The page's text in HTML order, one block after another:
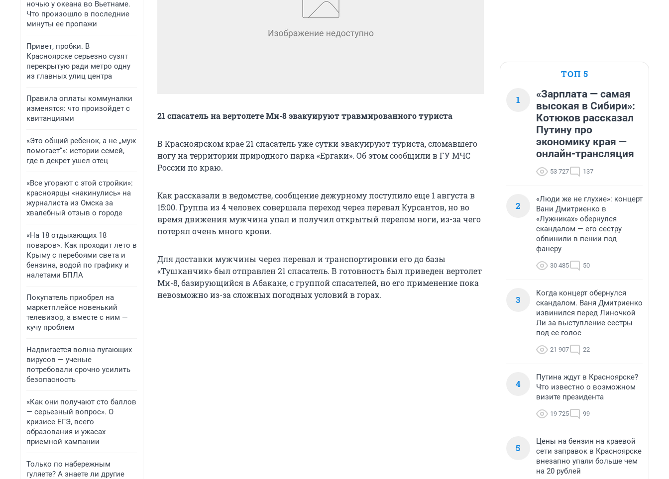
ночью у океана во Вьетнаме.
Что произошло в последние
минуты ее пропажи
Привет, пробки. В
Красноярске серьезно сузят
перекрытую ради метро одну
из главных улиц центра
Правила оплаты коммуналки
изменятся: что произойдет с
квитанциями
«Это общий ребенок, а не „муж
помогает“»: истории семей,
где в декрет ушел отец
«Все угорают с этой стройки»:
красноярцы «накинулись» на
журналиста из Омска за
хвалебный отзыв о городе
«На 18 отдыхающих 18
поваров». Как проходит лето в
Крыму с перебоями света и
бензина, водой по графику и
налетами БПЛА
Покупатель приобрел на
маркетплейсе новенький
телевизор, а вместе с ним —
кучу проблем
Надвигается волна пугающих
вирусов — ученые
потребовали срочно усилить
безопасность
«Как они получают сто баллов
— серьезный вопрос». О
кризисе ЕГЭ, всего
образования и ужасах
приемной кампании
Только по набережным
гуляете? А знаете ли другие
21 спасатель на вертолете Ми-8 эвакуируют травмированного туриста
В Красноярском крае 21 спасатель уже сутки эвакуируют туриста, сломавшего
ногу на территории природного парка «Ергаки». Об этом сообщили в ГУ МЧС
России по краю.
Как рассказали в ведомстве, сообщение дежурному поступило еще 1 августа в
15:00. Группа из 4 человек совершала переход через перевал Курсантов, но во
время движения мужчина упал и получил открытый перелом ноги, из-за чего
потерял очень много крови.
Для доставки мужчины через перевал и транспортировки его до базы
«Тушканчик» был отправлен 21 спасатель. В готовность был приведен вертолет
Ми-8, базирующийся в Абакане, с группой спасателей, но его применение пока
невозможно из-за сложных погодных условий в горах.
ТОП 5
1
«Зарплата — самая
высокая в Сибири»:
Котюков рассказал
Путину про
экономику края —
онлайн-трансляция
53 727 137
2
«Люди же не глухие»: концерт
Вани Дмитриенко в
«Лужниках» обернулся
скандалом — его сестру
обвинили в пении под
фанеру
30 485 50
3
Когда концерт обернулся
скандалом. Ваня Дмитриенко
извинился перед Линочкой
Ли за выступление сестры
под ее голос
21 907 22
4
Путина ждут в Красноярске?
Что известно о возможном
визите президента
19 725 99
5
Цены на бензин на краевой
сети заправок в Красноярске
внезапно упали больше чем
на 20 рублей